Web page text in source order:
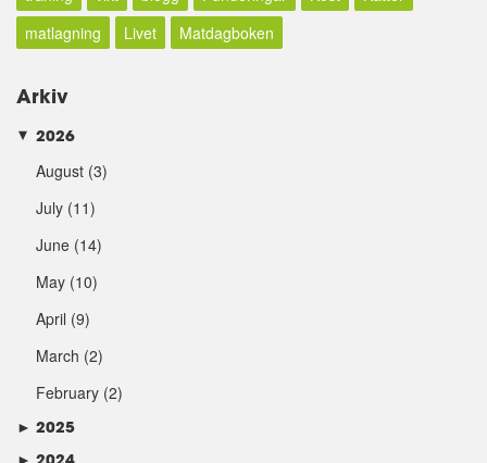
matlagning
Livet Matdagboken
Arkiv
► 2026
August (3)
July (11)
June (14)
May (10)
April (9)
March (2)
February (2)
► 2025
► 2024